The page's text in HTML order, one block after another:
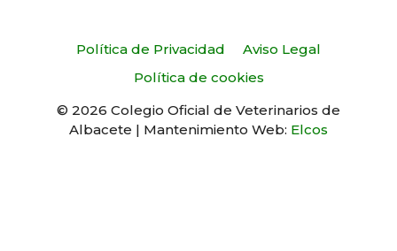
Política de Privacidad
Aviso Legal
Política de cookies
© 2026 Colegio Oficial de Veterinarios de
Albacete | Mantenimiento Web: Elcos